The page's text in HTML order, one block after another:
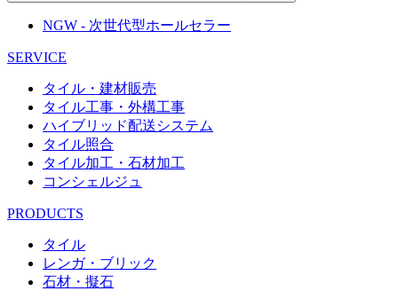
NGW - 次世代型ホールセラー
SERVICE
タイル・建材販売
タイル工事・外構工事
ハイブリッド配送システム
タイル照合
タイル加工・石材加工
コンシェルジュ
PRODUCTS
タイル
レンガ・ブリック
石材・擬石